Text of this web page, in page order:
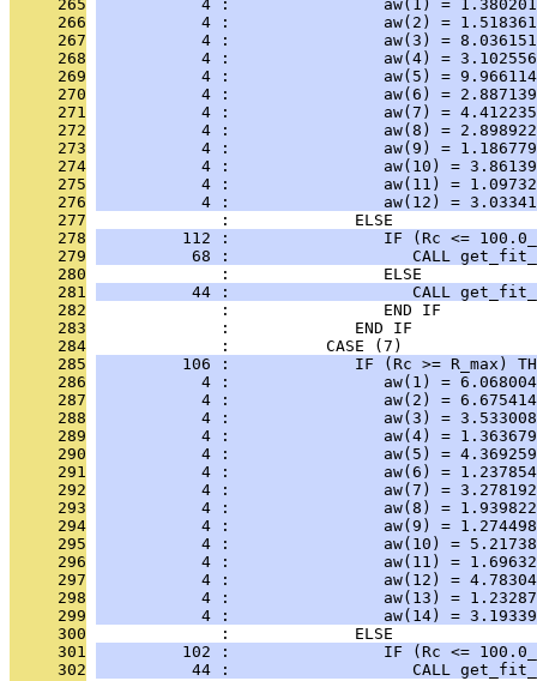
     265
4 :                aw(1) =
     266
4 :                aw(2) =
     267
4 :                aw(3) =
     268
4 :                aw(4) =
     269
4 :                aw(5) =
     270
4 :                aw(6) =
     271
4 :                aw(7) =
     272
4 :                aw(8) =
     273
4 :                aw(9) =
     274
4 :                aw(10) =
     275
4 :                aw(11) =
     276
4 :                aw(12) =
     277
              :             ELSE
     278
112 :                IF (Rc <=
     279
68 :                   CALL
     280
              :                ELSE
     281
44 :                   CALL
     282
              :                END IF
     283
              :             END IF
     284
              :          CASE (7)
     285
106 :             IF (Rc >= R_max)
     286
4 :                aw(1) =
     287
4 :                aw(2) =
     288
4 :                aw(3) =
     289
4 :                aw(4) =
     290
4 :                aw(5) =
     291
4 :                aw(6) =
     292
4 :                aw(7) =
     293
4 :                aw(8) =
     294
4 :                aw(9) =
     295
4 :                aw(10) =
     296
4 :                aw(11) =
     297
4 :                aw(12) =
     298
4 :                aw(13) =
     299
4 :                aw(14) =
     300
              :             ELSE
     301
102 :                IF (Rc <=
     302
44 :                   CALL